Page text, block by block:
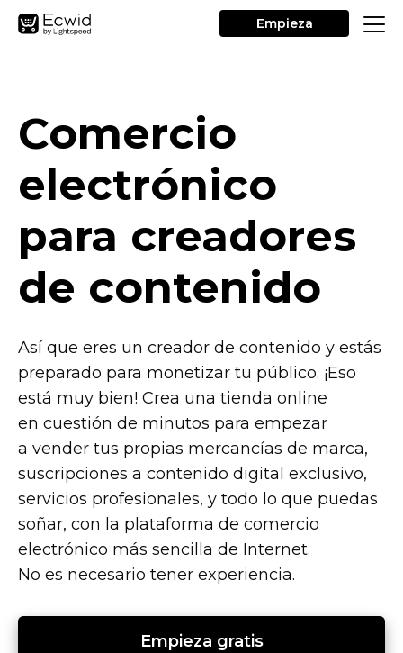
Empieza
Comercio
electrónico
para creadores
de contenido
Así que eres un creador de contenido y estás
preparado para monetizar tu público. ¡Eso
está muy bien! Crea una tienda online
en cuestión de minutos para empezar
a vender tus propias mercancías de marca,
suscripciones a contenido digital exclusivo,
servicios profesionales, y todo lo que puedas
soñar, con la plataforma de comercio
electrónico más sencilla de Internet.
No es necesario tener experiencia.
Empieza gratis